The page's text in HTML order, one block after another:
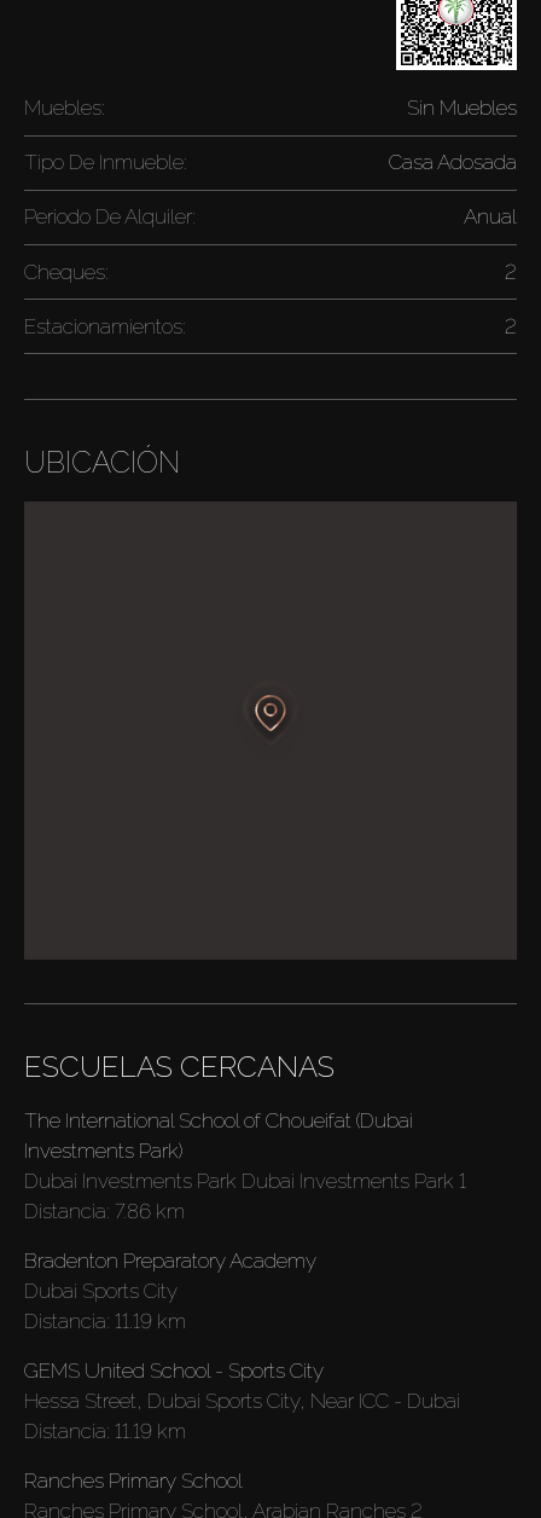
Muebles: Sin Muebles
Tipo De Inmueble: Casa Adosada
Periodo De Alquiler: Anual
Cheques: 2
Estacionamientos: 2
UBICACIÓN
ESCUELAS CERCANAS
The International School of Choueifat (Dubai
Investments Park)
Dubai Investments Park Dubai Investments Park 1
Distancia: 7.86 km
Bradenton Preparatory Academy
Dubai Sports City
Distancia: 11.19 km
GEMS United School - Sports City
Hessa Street, Dubai Sports City, Near ICC - Dubai
Distancia: 11.19 km
Ranches Primary School
Ranches Primary School, Arabian Ranches 2